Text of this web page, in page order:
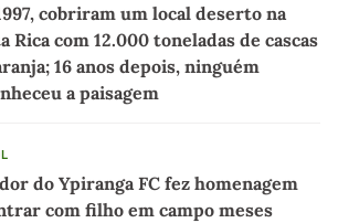
cobriram um local deserto na
Rica com 12.000 toneladas de cascas
16 anos depois, ninguém
a paisagem
do Ypiranga FC fez homenagem
com filho em campo meses